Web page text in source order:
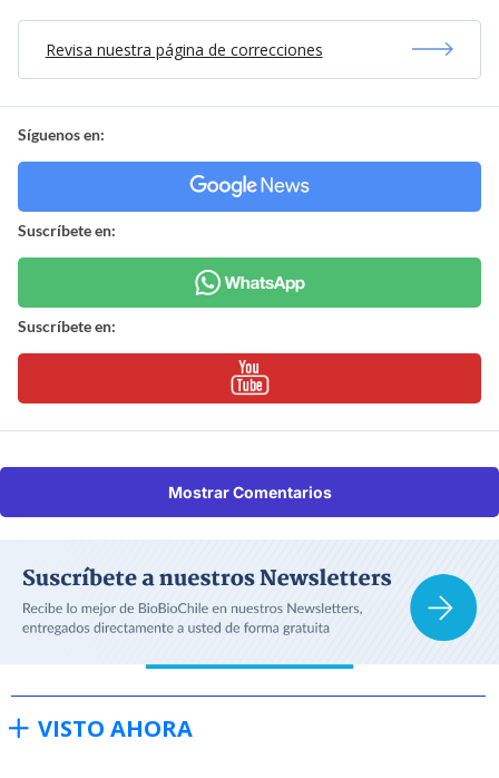
Revisa nuestra página de correcciones
Síguenos en:
Suscríbete en:
Suscríbete en:
Mostrar Comentarios
VISTO AHORA